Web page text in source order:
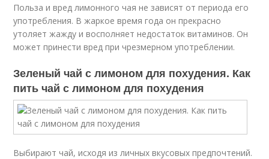
Польза и вред лимонного чая не зависят от периода его
употребления. В жаркое время года он прекрасно
утоляет жажду и восполняет недостаток витаминов. Он
может принести вред при чрезмерном употреблении.
Зеленый чай с лимоном для похудения. Как
пить чай с лимоном для похудения
Выбирают чай, исходя из личных вкусовых предпочтений.